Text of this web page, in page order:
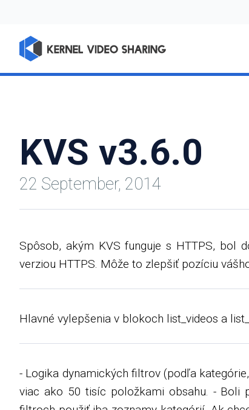
KVS v3.6.0
22 September, 2014
Spôsob, akým KVS funguje s HTTPS, bol
verziou HTTPS. Môže to zlepšiť pozíciu
Hlavné vylepšenia v blokoch list_videos a
- Logika dynamických filtrov (podľa
viac ako 50 tisíc položkami obsahu. - Boli